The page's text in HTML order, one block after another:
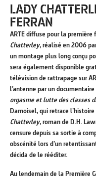
LADY
FERRAN
ARTE diffuse pour la
Chatterley, réalisé en 2006
un montage plus long conçu
sera également disponible
télévision de rattrapage sur
l’antenne par un
orgasme et lutte des classes
Damoisel, qui retrace
Chatterley, roman de D.H.
censure depuis sa sortie à
obscénité lors d’un
décida de le rééditer.
Au lendemain de la Première